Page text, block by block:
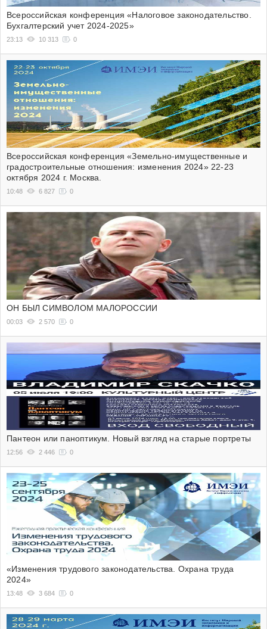
Всероссийская конференция «Налоговое законодательство.
Бухгалтерский учет 2024-2025»
23:13 10 313 0
Всероссийская конференция «Земельно-имущественные и
градостроительные отношения: изменения 2024» 22-23
октября 2024 г. Москва.
10:48 6 827 0
ОН БЫЛ СИМВОЛОМ МАЛОРОССИИ
00:03 2 570 0
Пантеон или паноптикум. Новый взгляд на старые портреты
12:56 2 446 0
«Изменения трудового законодательства. Охрана труда
2024»
13:48 3 684 0